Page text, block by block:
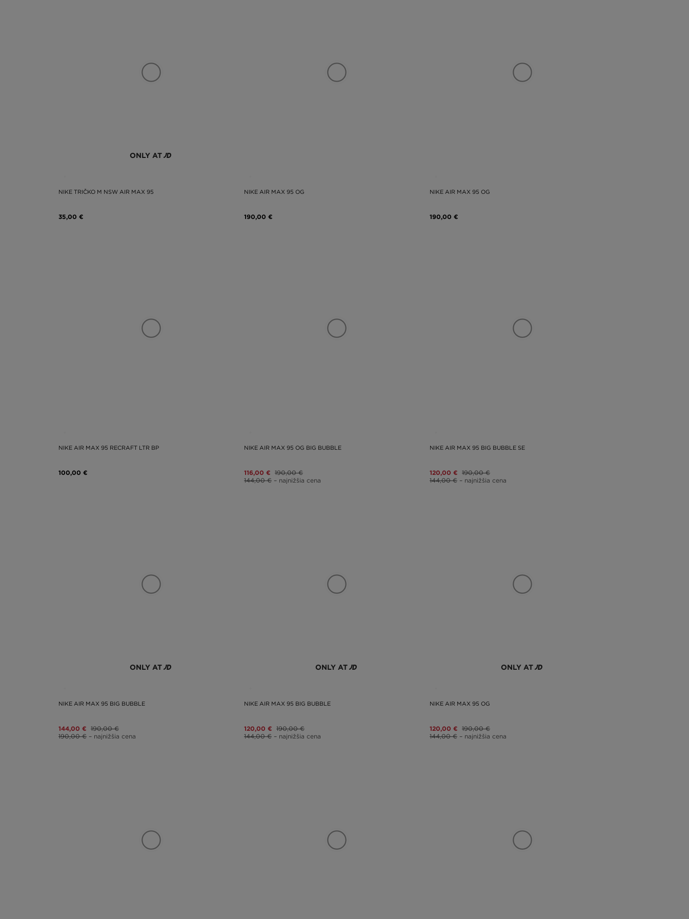
ONLY AT
NIKE TRIČKO M NSW AIR MAX 95
35,00 €
NIKE AIR MAX 95 OG
190,00 €
NIKE AIR MAX 95 OG
190,00 €
NIKE AIR MAX 95 RECRAFT LTR BP
100,00 €
NIKE AIR MAX 95 OG BIG BUBBLE
116,00 € 190,00 €
144,00 € – najnižšia cena
NIKE AIR MAX 95 BIG BUBBLE SE
120,00 € 190,00 €
144,00 € – najnižšia cena
ONLY AT
NIKE AIR MAX 95 BIG BUBBLE
144,00 € 190,00 €
190,00 € – najnižšia cena
ONLY AT
NIKE AIR MAX 95 BIG BUBBLE
120,00 € 190,00 €
144,00 € – najnižšia cena
ONLY AT
NIKE AIR MAX 95 OG
120,00 € 190,00 €
144,00 € – najnižšia cena